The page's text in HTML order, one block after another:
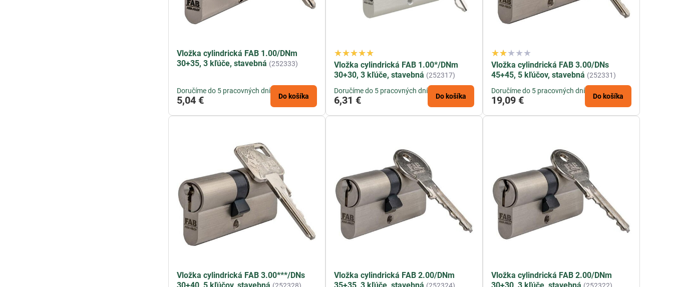
Vložka cylindrická FAB 1.00/DNm
30+35, 3 kľúče, stavebná (252333)
Doručíme do 5 pracovných dní
5,04 € Do košíka
Vložka cylindrická FAB 1.00*/DNm
30+30, 3 kľúče, stavebná (252317)
Doručíme do 5 pracovných dní
6,31 € Do košíka
Vložka cylindrická FAB 3.00/DNs
45+45, 5 kľúčov, stavebná (252331)
Doručíme do 5 pracovných dní
19,09 € Do košíka
Vložka cylindrická FAB 3.00***/DNs
30+40, 5 kľúčov, stavebná (252328)
Vložka cylindrická FAB 2.00/DNm
35+35, 3 kľúče, stavebná (252324)
Vložka cylindrická FAB 2.00/DNm
30+30, 3 kľúče, stavebná (252322)